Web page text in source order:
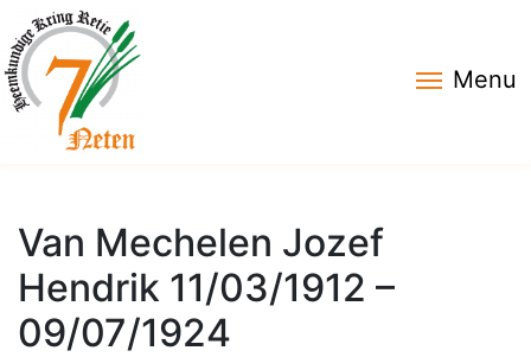
Menu
Van Mechelen Jozef
Hendrik 11/03/1912 –
09/07/1924